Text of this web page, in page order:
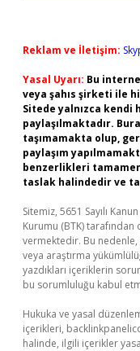
Reklam ve İletişim:
Yasal Uyarı: Bu
veya şahıs şirketi ile
Sitede yalnızca kendi
paylaşılmaktadır.
taşımamakta olup,
paylaşım
benzerlikleri
taslak halindedir ve
Sitemiz, 5651 Sayılı
Kurumu (BTK) tarafından
vermektedir. Bu
veya araştırma
yazdıkları içeriklerin
bu sorumluluğu kabul
Hukuka ve yasal
içerikleri,
halinde, ilgili içerikler